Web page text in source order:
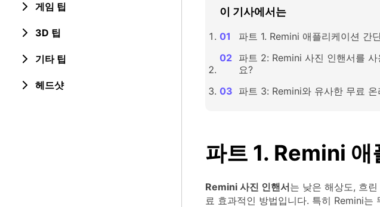
게임 팁
3D 팁
기타 팁
헤드샷
이 기사에서는
파트 1. Remini 애플리케이션 간
파트 2: Remini 사진 인핸서를
요?
파트 3: Remini와 유사한 무료
파트 1. Remini
Remini 사진 인핸서는 낮은 해상도, 흐
료 효과적인 방법입니다. 특히 Remini